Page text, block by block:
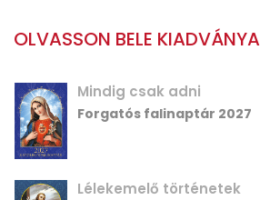
OLVASSON BELE
Mindig csak adni
Forgatós falinaptár 2027
Lélekemelő történetek